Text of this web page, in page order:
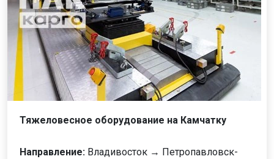
Тяжеловесное оборудование на Камчатку
Направление: Владивосток → Петропавловск-